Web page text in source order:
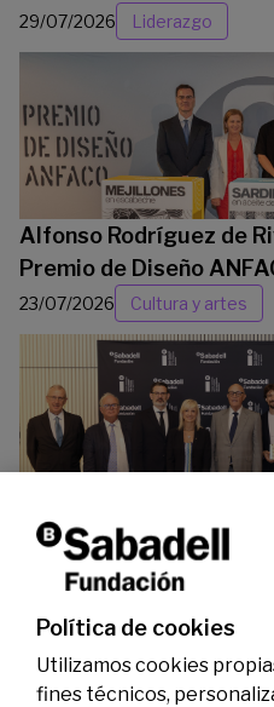
29/07/2026 Liderazgo
Alfonso Rodríguez de
Premio de Diseño
23/07/2026 Cultura y artes
La Fundación Banco
investigadores en los
genoma y la energía
07/07/2026 Premios
Política de cookies
Utilizamos cookies
fines técnicos,